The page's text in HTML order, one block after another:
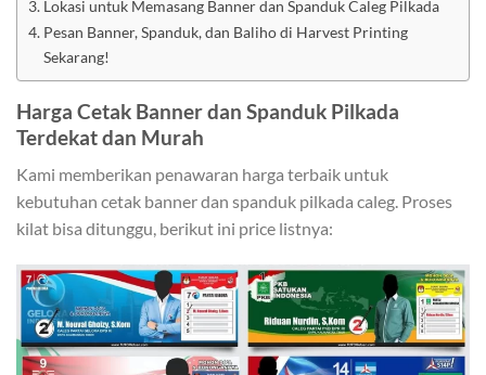
Lokasi untuk Memasang Banner dan Spanduk Caleg Pilkada
Pesan Banner, Spanduk, dan Baliho di Harvest Printing
Sekarang!
Harga Cetak Banner dan Spanduk Pilkada
Terdekat dan Murah
Kami memberikan penawaran harga terbaik untuk
kebutuhan cetak banner dan spanduk pilkada caleg. Proses
kilat bisa ditunggu, berikut ini price listnya: